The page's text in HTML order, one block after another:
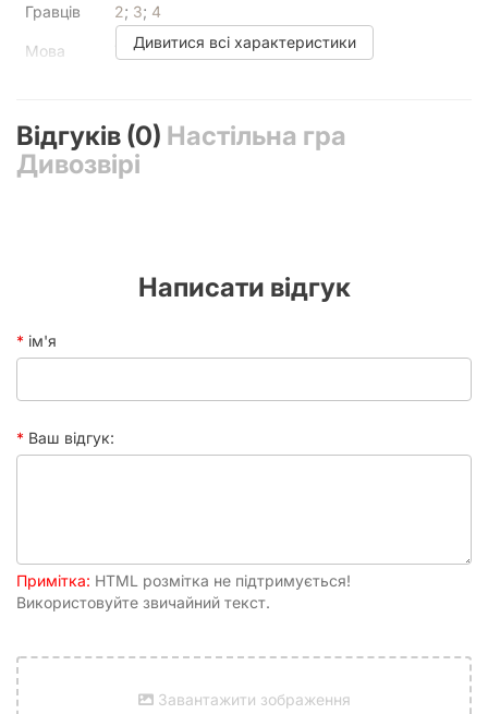
Гравців 2; 3; 4
Мова Українська
У коробці
36 карт з числами від 1 до 9;, пара
Мудрозміїв;, правила.
Дивитися всі характеристики
Відгуків (0) Настільна гра
Дивозвірі
Написати відгук
ім'я
Ваш відгук:
Примітка: HTML розмітка не підтримується!
Використовуйте звичайний текст.
Завантажити зображення